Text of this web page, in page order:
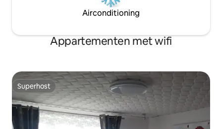
Airconditioning
Appartementen met wifi
Superhost
Superhost